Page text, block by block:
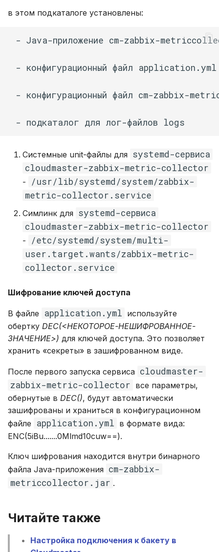
в этом подкаталоге установлены:
- Java-приложение cm-zabbix-
- конфигурационный файл application.yml
- конфигурационный файл cm-zabbix-
Системные unit-файлы для systemd-сервиса
cloudmaster-zabbix-metric-collector
-
/usr/lib/systemd/system/zabbix-
metric-collector.service
Симлинк для systemd-сервиса
cloudmaster-zabbix-metric-collector
-
/etc/systemd/system/multi-
user.target.wants/zabbix-metric-
collector.service
Шифрование ключей доступа
В файле application.yml используйте
обертку DEC(<НЕКОТОРОЕ-НЕШИФРОВАННОЕ-
ЗНАЧЕНИЕ>) для ключей доступа. Это позволяет
хранить «секреты» в зашифрованном виде.
После первого запуска сервиса cloudmaster-
zabbix-metric-collector все параметры,
обернутые в DEC(), будут автоматически
зашифрованы и храниться в конфигурационном
файле
application.yml в формате вида:
ENC(5iBu.......0Mlmd10cuw==).
Ключ шифрования находится внутри бинарного
файла Java-приложения cm-zabbix-
metriccollector.jar .
Читайте также
Настройка подключения к бакету в